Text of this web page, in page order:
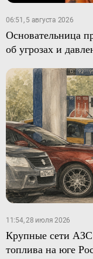
06:51, 5 августа 2026
Основательница
об угрозах и
11:54, 28 июля 2026
Крупные сети
топлива на юге